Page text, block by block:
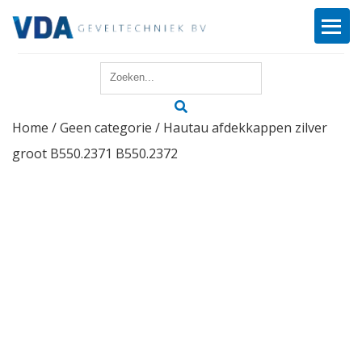
Reparatie
Home /Geen categorie / Hautau afdekkappen zilver
groot B550.2371 B550.2372